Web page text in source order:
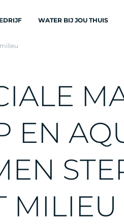
WATER BIJ JOU THUIS
IALE M
EN AQ
EN STE
MILIEU